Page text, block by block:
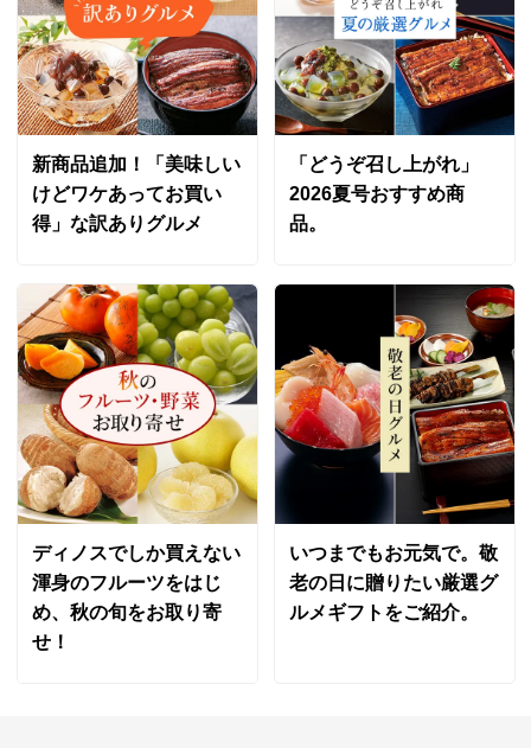
新商品追加！「美味しい
けどワケあってお買い
得」な訳ありグルメ
「どうぞ召し上がれ」
2026夏号おすすめ商
品。
ディノスでしか買えない
渾身のフルーツをはじ
め、秋の旬をお取り寄
せ！
いつまでもお元気で。敬
老の日に贈りたい厳選グ
ルメギフトをご紹介。